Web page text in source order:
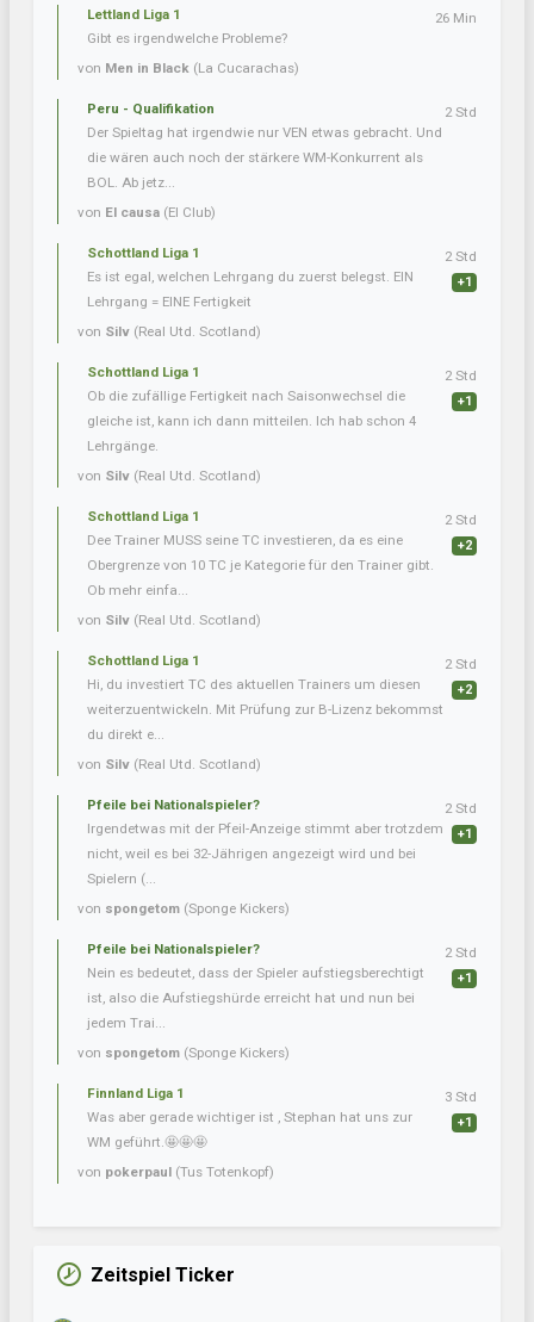
Lettland Liga 1
Gibt es irgendwelche Probleme?
von Men in Black (La Cucarachas)
26 Min
Peru - Qualifikation
Der Spieltag hat irgendwie nur VEN etwas gebracht. Und
die wären auch noch der stärkere WM-Konkurrent als
BOL. Ab jetz...
von El causa (El Club)
2 Std
Schottland Liga 1
Es ist egal, welchen Lehrgang du zuerst belegst. EIN
Lehrgang = EINE Fertigkeit
von Silv (Real Utd. Scotland)
2 Std
+1
Schottland Liga 1
Ob die zufällige Fertigkeit nach Saisonwechsel die
gleiche ist, kann ich dann mitteilen. Ich hab schon 4
Lehrgänge.
von Silv (Real Utd. Scotland)
2 Std
+1
Schottland Liga 1
Dee Trainer MUSS seine TC investieren, da es eine
Obergrenze von 10 TC je Kategorie für den Trainer gibt.
Ob mehr einfa...
von Silv (Real Utd. Scotland)
2 Std
+2
Schottland Liga 1
Hi, du investiert TC des aktuellen Trainers um diesen
weiterzuentwickeln. Mit Prüfung zur B-Lizenz bekommst
du direkt e...
von Silv (Real Utd. Scotland)
2 Std
+2
Pfeile bei Nationalspieler?
Irgendetwas mit der Pfeil-Anzeige stimmt aber trotzdem
nicht, weil es bei 32-Jährigen angezeigt wird und bei
Spielern (...
von spongetom (Sponge Kickers)
2 Std
+1
Pfeile bei Nationalspieler?
Nein es bedeutet, dass der Spieler aufstiegsberechtigt
ist, also die Aufstiegshürde erreicht hat und nun bei
jedem Trai...
von spongetom (Sponge Kickers)
2 Std
+1
Finnland Liga 1
Was aber gerade wichtiger ist , Stephan hat uns zur
WM geführt.🤩🤩🤩
von pokerpaul (Tus Totenkopf)
3 Std
+1
Zeitspiel Ticker